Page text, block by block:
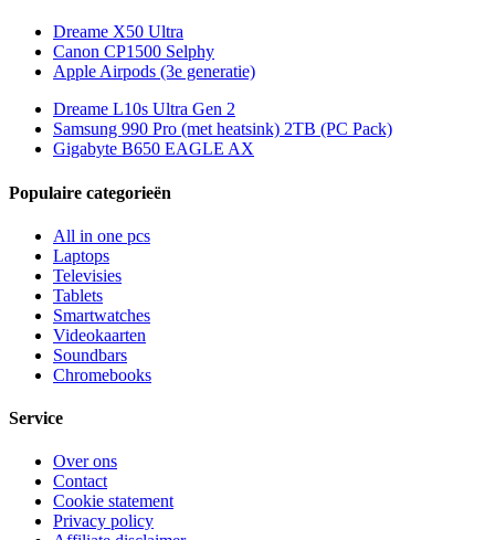
Dreame X50 Ultra
Canon CP1500 Selphy
Apple Airpods (3e generatie)
Dreame L10s Ultra Gen 2
Samsung 990 Pro (met heatsink) 2TB (PC Pack)
Gigabyte B650 EAGLE AX
Populaire categorieën
All in one pcs
Laptops
Televisies
Tablets
Smartwatches
Videokaarten
Soundbars
Chromebooks
Service
Over ons
Contact
Cookie statement
Privacy policy